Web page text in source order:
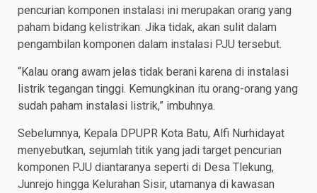
pencurian komponen instalasi ini merupakan orang yang
paham bidang kelistrikan. Jika tidak, akan sulit dalam
pengambilan komponen dalam instalasi PJU tersebut.
“Kalau orang awam jelas tidak berani karena di instalasi
listrik tegangan tinggi. Kemungkinan itu orang-orang yang
sudah paham instalasi listrik,” imbuhnya.
Sebelumnya, Kepala DPUPR Kota Batu, Alfi Nurhidayat
menyebutkan, sejumlah titik yang jadi target pencurian
komponen PJU diantaranya seperti di Desa Tlekung,
Junrejo hingga Kelurahan Sisir, utamanya di kawasan